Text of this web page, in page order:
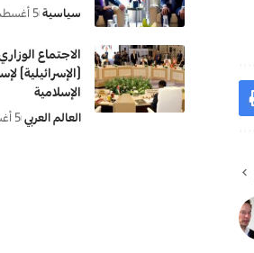
سياسية 5 أغسطس 2026
الاجتماع
(الإسرائيلية)
الإسلامية
العالم العربي 5 أغسطس 2026